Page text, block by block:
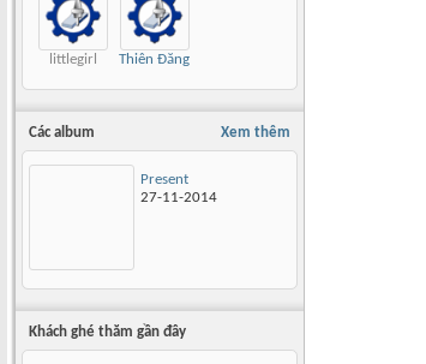
littlegirl Thiên Đăng
Xem thêm
Các album
Present
27-11-2014
Khách ghé thăm gần đây